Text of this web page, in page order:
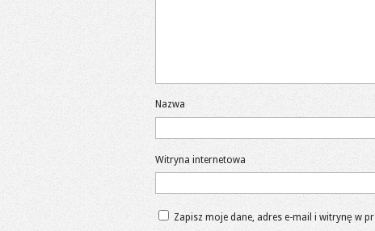
Nazwa
Witryna internetowa
Zapisz moje dane, adres e-mail i witrynę w